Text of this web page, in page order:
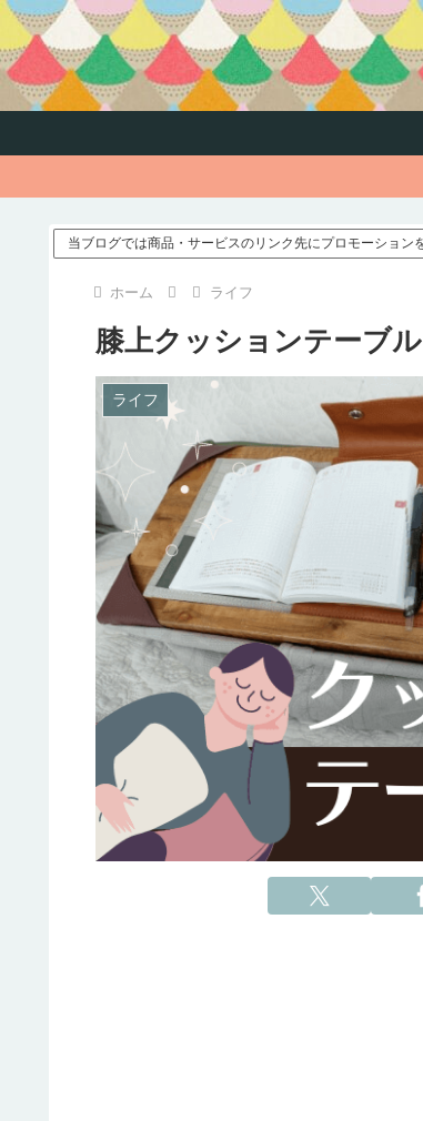
当ブログでは商品・サービスのリンク先にプロモーション
ホーム ライフ
膝上クッションテーブ
ライフ